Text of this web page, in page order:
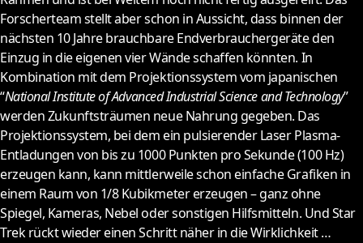
Forscherteam stellt aber schon in Aussicht, dass binnen der
nächsten 10 Jahre brauchbare Endverbrauchergeräte den
Einzug in die eigenen vier Wände schaffen könnten. In
Kombination mit dem Projektionssystem vom japanischen
“National Institute of Advanced Industrial Science and Technology”
werden Zukunftsträumen neue Nahrung gegeben. Das
Projektionssystem, bei dem ein pulsierender Laser Plasma-
Entladungen von bis zu 1000 Punkten pro Sekunde (100 Hz)
erzeugen kann, kann mittlerweile schon einfache Grafiken in
einem Raum von 1/8 Kubikmeter erzeugen – ganz ohne
Spiegel, Kameras, Nebel oder sonstigen Hilfsmitteln. Und Star
Trek rückt wieder einen Schritt näher in die Wirklichkeit …